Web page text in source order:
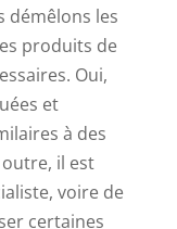
démêlons les
produits de
Oui,
et
à des
il est
voire de
certaines